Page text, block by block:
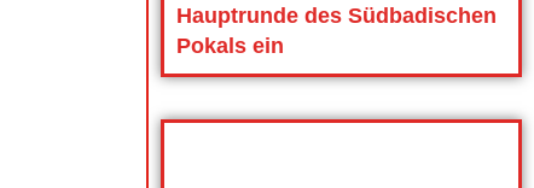
Hauptrunde des Südbadischen
Pokals ein